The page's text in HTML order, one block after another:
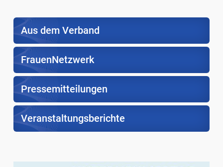
Aus dem Verband
FrauenNetzwerk
Pressemitteilungen
Veranstaltungsberichte